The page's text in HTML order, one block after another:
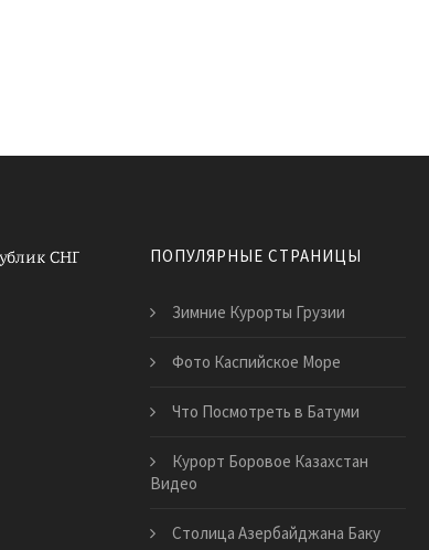
ПОПУЛЯРНЫЕ СТРАНИЦЫ
Зимние Курорты Грузии
Фото Каспийское Море
Что Посмотреть в Батуми
Курорт Боровое Казахстан
Видео
Столица Азербайджана Баку